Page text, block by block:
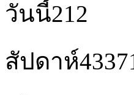
วันนี้212
สัปดาห์